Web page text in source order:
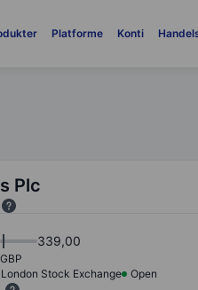
Platforme Konti
Plc
339,00
GBP
London Stock Exchange
Open